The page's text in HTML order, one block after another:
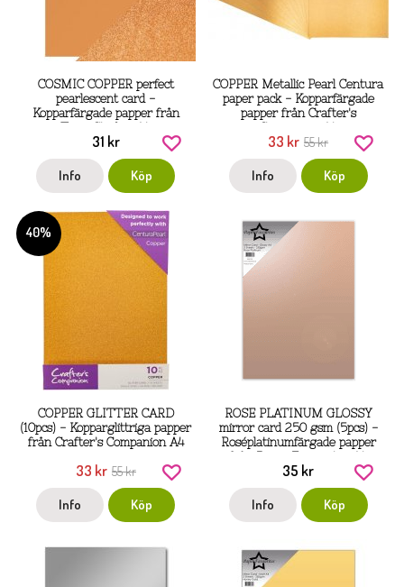
COSMIC COPPER perfect
pearlescent card -
Kopparfärgade papper från
31 kr
Info Köp
COPPER Metallic Pearl Centura
paper pack - Kopparfärgade
papper från Crafter's
33 kr 55 kr
Info Köp
40%
COPPER GLITTER CARD
(10pcs) - Kopparglittriga papper
från Crafter's Companion A4
33 kr 55 kr
Info Köp
ROSE PLATINUM GLOSSY
mirror card 250 gsm (5pcs) -
Roséplatinumfärgade papper
35 kr
Info Köp